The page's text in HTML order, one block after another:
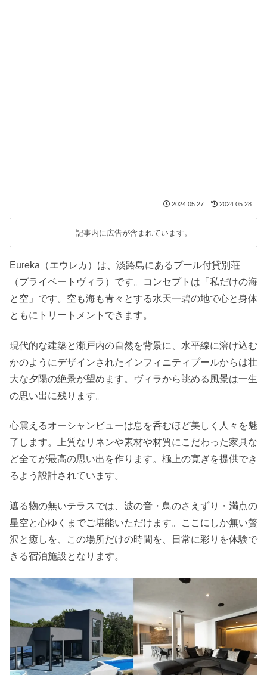
2024.05.27 2024.05.28
記事内に広告が含まれています。
Eureka（エウレカ）は、淡路島にあるプール付貸別荘
（プライベートヴィラ）です。コンセプトは「私だけの海
と空」です。空も海も青々とする水天一碧の地で心と身体
ともにトリートメントできます。
現代的な建築と瀬戸内の自然を背景に、水平線に溶け込む
かのようにデザインされたインフィニティプールからは壮
大な夕陽の絶景が望めます。ヴィラから眺める風景は一生
の思い出に残ります。
心震えるオーシャンビューは息を呑むほど美しく人々を魅
了します。上質なリネンや素材や材質にこだわった家具な
ど全てが最高の思い出を作ります。極上の寛ぎを提供でき
るよう設計されています。
遮る物の無いテラスでは、波の音・鳥のさえずり・満点の
星空と心ゆくまでご堪能いただけます。ここにしか無い贅
沢と癒しを、この場所だけの時間を、日常に彩りを体験で
きる宿泊施設となります。